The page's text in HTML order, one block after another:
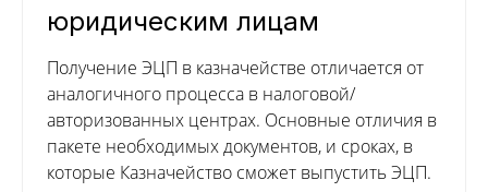
юридическим лицам
Получение ЭЦП в казначействе отличается от
аналогичного процесса в налоговой/
авторизованных центрах. Основные отличия в
пакете необходимых документов, и сроках, в
которые Казначейство сможет выпустить ЭЦП.